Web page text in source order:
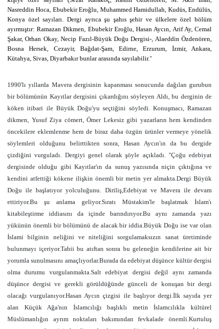
Nasreddin Hoca, Ebubekir Eroğlu, Muhammed Hamidullah, Kudüs, Endülüs,
Konya özel sayıları. Dergi ayrıca şu şahıs şehir ve ülkelere özel bölüm
ayırmıştır: Ramazan Dikmen, Ebubekir Eroğlu, Hasan Aycın, Arif Ay, Cemal
Şakar, Orhan Okay, Necip Fazıl-Büyük Doğu Dergisi-, Alaeddin Özdenören,
Bosna Hersek, Cezayir, Bağdat-Şam, Edirne, Erzurum, İzmir, Ankara,
Kütahya, Sivas, Diyarbakır bunlar arasında sayılabilir."
1990'lı yıllarda Mavera dergisinin kapanması sonucunda dağılan gurubun
bir bölümünün Kayıtlar dergisini çıkardığını söyleyen Aldı, bu derginin de
köken itibari ile Büyük Doğu'yu seçtiğini söyledi. Konuşmacı, Ramazan
dikmen, Yusuf Ziya cömert, Ömer Lekesiz gibi yazarların hem kendinden
öncekilere eklemlenme hem de biraz daha özgün ürünler vermeye yönelik
söylemleri olduğunu belirttikten sonra, Hasan Aycın'ın da bu dergide
çizdiğini vurguladı. Dergiyi genel olarak şöyle açıkladı. "Çoğu edebiyat
dergisinde olduğu gibi Kayıtlar'ın da sunuş yazısında niçin çıktığına ve
kendini atfettiği kökene ilişkin önemli bir metin yer almakta.Dergi Büyük
Doğu ile başlatıyor yolculuğunu. Diriliş,Edebiyat ve Mavera ile devam
ettiriyor.Bu şu anlama geliyor.Sıratı Müstakim'le başlatmak İslam'ı
kitabileştirme iddiasını da içinde barındırıyor.Bu aynı zamanda yazı
yükünün önemli bir bölümünü de alacak bir iddia.Büyük Doğu ise var olan
İslami bilginin neliğini ve niteliğini sorgulamaksızın sanat üretiminde
bulunmayı içeriyor.Tabii bu atıftan sonra bu geleneğin kendilerine ait bir
yorumla sunulmasını amaçlıyorlar.Burada da edebiyat düşünce kültür dergisi
olma durumu vurgulanmakta.Salt edebiyat dergisi değil aynı zamanda
düşünce dergisi ve gerekli görüldüğünde günceli de konuşan bir dergi
olacağı vurgulanıyor.Hasan Aycın çizgisi ile başlıyor dergi.İlk sayıda yer
alan Küçük Ağa'nın İslamcılığı başlıklı metin İslamcılıkla kültürel
Müslümanlığın ayrım noktaları bakımından fevkalade önemli.Kurtuluş